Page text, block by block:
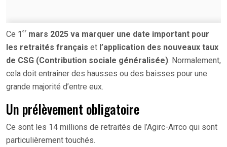
Ce 1 ᵉʳ mars 2025 va marquer une date important pour
les retraités français et l’application des nouveaux taux
de CSG (Contribution sociale généralisée). Normalement,
cela doit entraîner des hausses ou des baisses pour une
grande majorité d’entre eux.
Un prélèvement obligatoire
Ce sont les 14 millions de retraités de l’Agirc-Arrco qui sont
particulièrement touchés.